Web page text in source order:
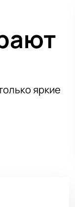
Асмолов,
последний
так работает
надежную
яркие